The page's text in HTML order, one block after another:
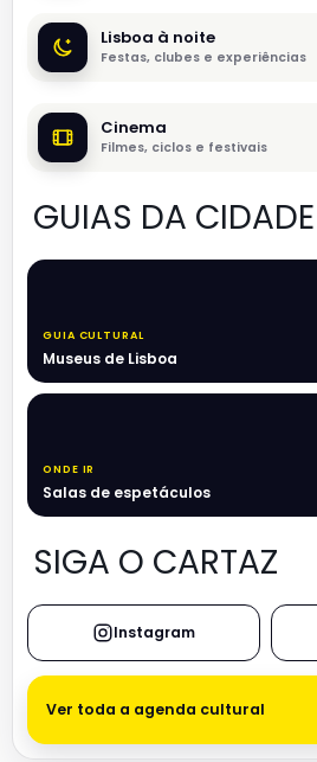
Lisboa à noite
Festas, clubes e experiências
Cinema
Filmes, ciclos e festivais
GUIAS DA CIDADE
GUIA CULTURAL
Museus de Lisboa
ONDE IR
Salas de espetáculos
SIGA O CARTAZ
Instagram
Ver toda a agenda cultural